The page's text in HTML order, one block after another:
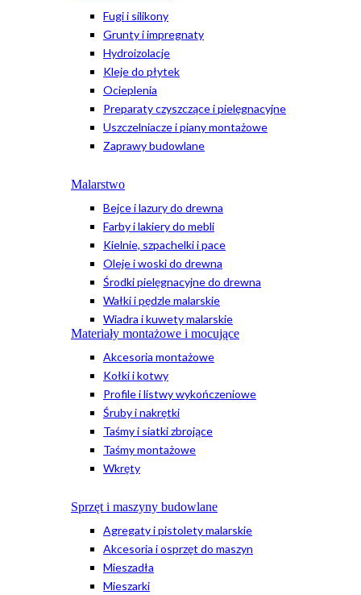
Fugi i silikony
Grunty i impregnaty
Hydroizolacje
Kleje do płytek
Ocieplenia
Preparaty czyszczące i pielęgnacyjne
Uszczelniacze i piany montażowe
Zaprawy budowlane
Malarstwo
Bejce i lazury do drewna
Farby i lakiery do mebli
Kielnie, szpachelki i pace
Oleje i woski do drewna
Środki pielęgnacyjne do drewna
Wałki i pędzle malarskie
Wiadra i kuwety malarskie
Materiały montażowe i mocujące
Akcesoria montażowe
Kołki i kotwy
Profile i listwy wykończeniowe
Śruby i nakrętki
Taśmy i siatki zbrojące
Taśmy montażowe
Wkręty
Sprzęt i maszyny budowlane
Agregaty i pistolety malarskie
Akcesoria i osprzęt do maszyn
Mieszadła
Mieszarki